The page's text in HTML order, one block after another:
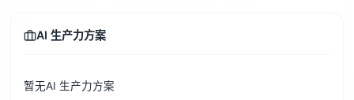
AI 生产力方案
暂无AI 生产力方案